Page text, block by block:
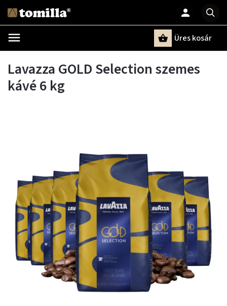
Üres kosár
Lavazza GOLD Selection szemes
kávé 6 kg